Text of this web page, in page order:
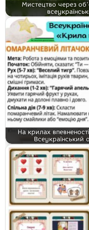
Мистецтво через
На крилах
Всеукраїнський